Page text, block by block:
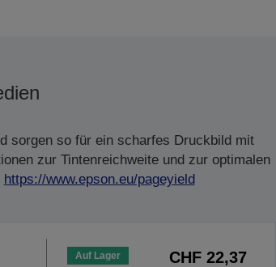
sorgen so für ein scharfes Druckbild mit
zur Tintenreichweite und zur optimalen
https://www.epson.eu/pageyield
Auf Lager CHF 22,37